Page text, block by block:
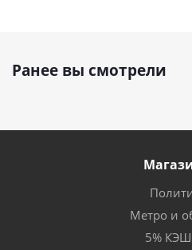
Ранее вы смотрели
Метро и
5%